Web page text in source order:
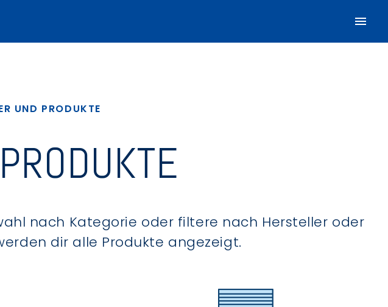
UND PRODUKTE
nach Kategorie oder filtere nach Hersteller oder
dir alle Produkte angezeigt.